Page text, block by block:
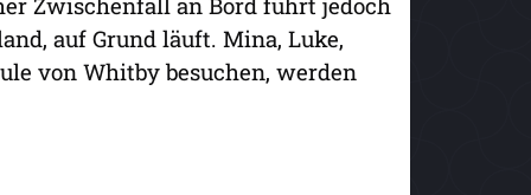
auf Grund läuft. Mina, Luke,
von Whitby besuchen, werden